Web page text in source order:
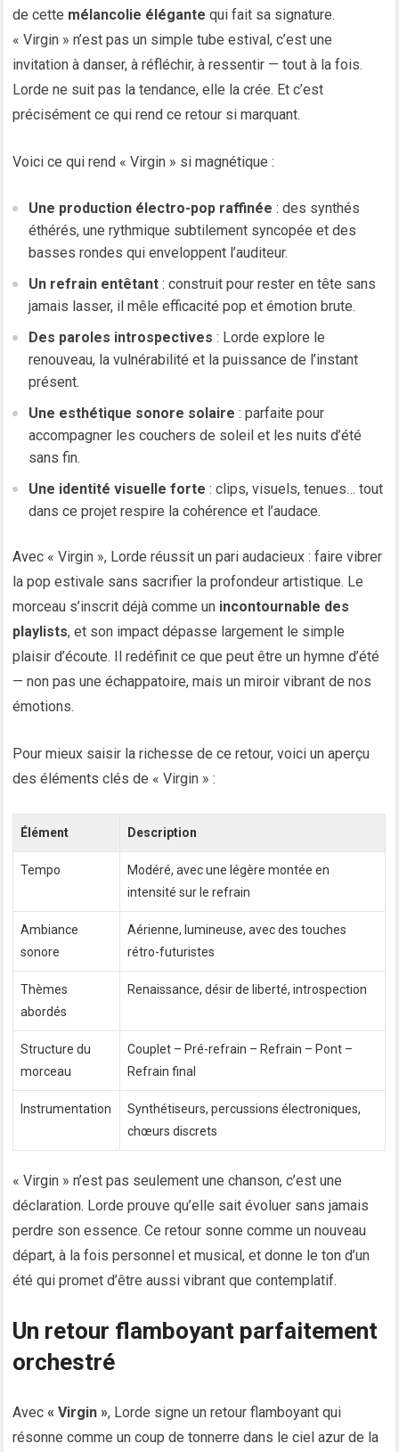
de cette mélancolie élégante qui fait sa signature.
« Virgin » n’est pas un simple tube estival, c’est une
invitation à danser, à réfléchir, à ressentir — tout à la fois.
Lorde ne suit pas la tendance, elle la crée. Et c’est
précisément ce qui rend ce retour si marquant.
Voici ce qui rend « Virgin » si magnétique :
Une production électro-pop raffinée : des synthés
éthérés, une rythmique subtilement syncopée et des
basses rondes qui enveloppent l’auditeur.
Un refrain entêtant : construit pour rester en tête sans
jamais lasser, il mêle efficacité pop et émotion brute.
Des paroles introspectives : Lorde explore le
renouveau, la vulnérabilité et la puissance de l’instant
présent.
Une esthétique sonore solaire : parfaite pour
accompagner les couchers de soleil et les nuits d’été
sans fin.
Une identité visuelle forte : clips, visuels, tenues… tout
dans ce projet respire la cohérence et l’audace.
Avec « Virgin », Lorde réussit un pari audacieux : faire vibrer
la pop estivale sans sacrifier la profondeur artistique. Le
morceau s’inscrit déjà comme un incontournable des
playlists, et son impact dépasse largement le simple
plaisir d’écoute. Il redéfinit ce que peut être un hymne d’été
— non pas une échappatoire, mais un miroir vibrant de nos
émotions.
Pour mieux saisir la richesse de ce retour, voici un aperçu
des éléments clés de « Virgin » :
Élément Description
Tempo
Modéré, avec une légère montée en
intensité sur le refrain
Ambiance
sonore
Aérienne, lumineuse, avec des touches
rétro-futuristes
Thèmes
abordés
Renaissance, désir de liberté, introspection
Structure du
morceau
Couplet – Pré-refrain – Refrain – Pont –
Refrain final
Instrumentation
Synthétiseurs, percussions électroniques,
chœurs discrets
« Virgin » n’est pas seulement une chanson, c’est une
déclaration. Lorde prouve qu’elle sait évoluer sans jamais
perdre son essence. Ce retour sonne comme un nouveau
départ, à la fois personnel et musical, et donne le ton d’un
été qui promet d’être aussi vibrant que contemplatif.
Un retour flamboyant parfaitement
orchestré
Avec« Virgin », Lorde signe un retour flamboyant qui
résonne comme un coup de tonnerre dans le ciel azur de la